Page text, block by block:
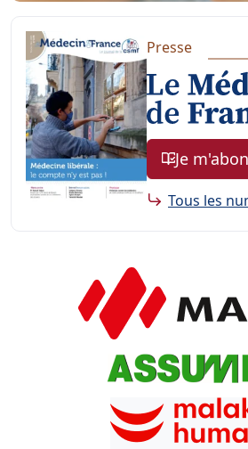
Presse
Je
Tous les